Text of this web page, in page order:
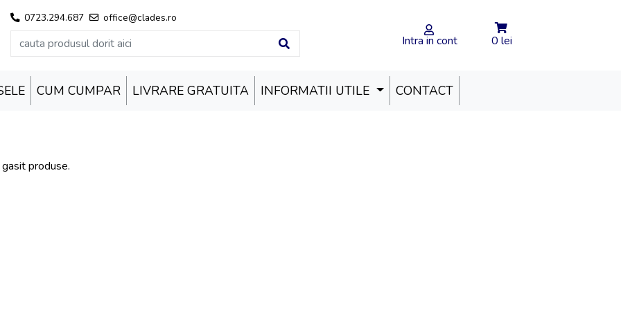
Intra in cont 0 lei
0723.294.687 office@clades.ro
CUM CUMPAR LIVRARE GRATUITA INFORMATII UTILE CONTACT
produse.